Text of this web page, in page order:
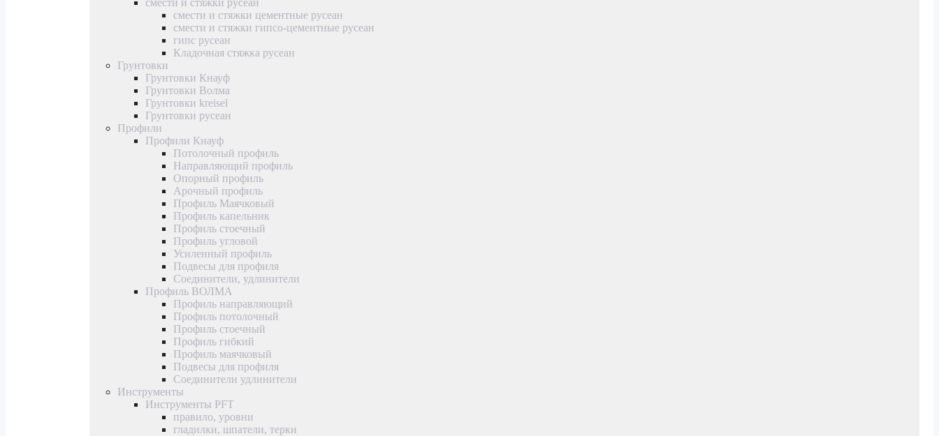
смести и стяжки цементные русеан
смести и стяжки гипсо-цементные русеан
гипс русеан
Кладочная стяжка русеан
Грунтовки
Грунтовки Кнауф
Грунтовки Волма
Грунтовки kreisel
Грунтовки русеан
Профили
Профили Кнауф
Потолочный профиль
Направляющий профиль
Опорный профиль
Арочный профиль
Профиль Маячковый
Профиль капельник
Профиль стоечный
Профиль угловой
Усиленный профиль
Подвесы для профиля
Соединители, удлинители
Профиль ВОЛМА
Профиль направляющий
Профиль потолочный
Профиль стоечный
Профиль гибкий
Профиль маячковый
Подвесы для профиля
Соединители удлинители
Инструменты
Инструменты PFT
правило, уровни
гладилки, шпатели, терки